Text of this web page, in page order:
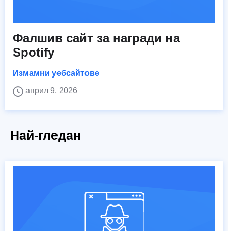
Фалшив сайт за награди на
Spotify
Измамни уебсайтове
април 9, 2026
Най-гледан